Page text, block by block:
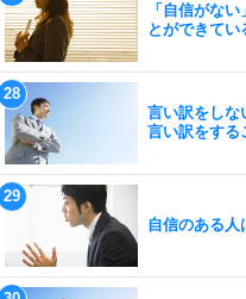
「自信がな
とができてい
言い訳をしな
言い訳をする
自信のある人